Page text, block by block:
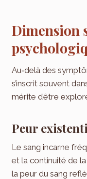
Dimension
Au‑delà des
s’inscrit souvent
mérite d’être
Peur
Le sang incarne
et la continuité de
la peur du sang